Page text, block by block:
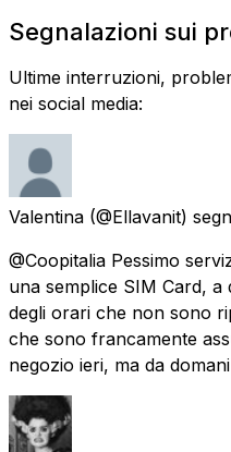
Segnalazioni sui
Ultime interruzioni,
nei social media:
Valentina (@Ellavanit)
@Coopitalia Pessimo
una semplice SIM Card,
degli orari che non sono
che sono francamente
negozio ieri, ma da